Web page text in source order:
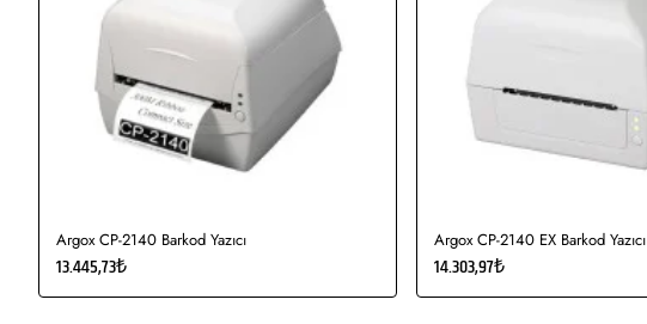
Argox CP-2140 Barkod Yazıcı
13.445,73₺
Argox CP-2140 EX Barkod Yazıcı
14.303,97₺